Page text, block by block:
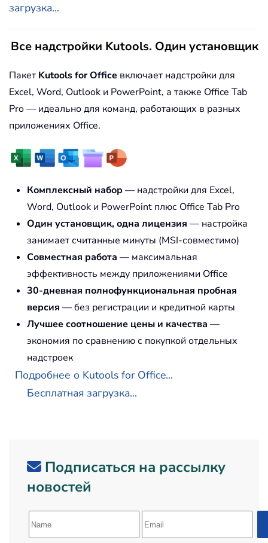
загрузка...
Все надстройки Kutools. Один установщик
Пакет Kutools for Office включает надстройки для
Excel, Word, Outlook и PowerPoint, а также Office Tab
Pro — идеально для команд, работающих в разных
приложениях Office.
Комплексный набор — надстройки для Excel,
Word, Outlook и PowerPoint плюс Office Tab Pro
Один установщик, одна лицензия — настройка
занимает считанные минуты (MSI-совместимо)
Совместная работа — максимальная
эффективность между приложениями Office
30-дневная полнофункциональная пробная
версия — без регистрации и кредитной карты
Лучшее соотношение цены и качества —
экономия по сравнению с покупкой отдельных
надстроек
Подробнее о Kutools for Office...
Бесплатная загрузка...
Подписаться на рассылку
новостей